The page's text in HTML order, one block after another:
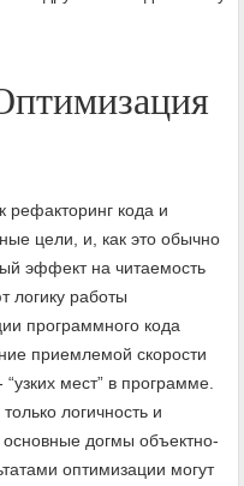
рефакторинг кода и
цели, и, как это обычно
эффект на читаемость
логику работы
программного кода
приемлемой скорости
мест” в программе.
логичность и
основные догмы объектно-
оптимизации могут